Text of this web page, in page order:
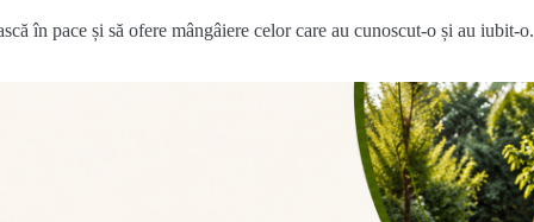
în pace și să ofere mângâiere celor care au cunoscut-o și au iubit-o.